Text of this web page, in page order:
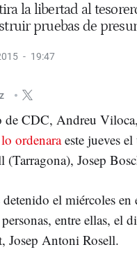
la libertad al
pruebas de
19:47
de CDC, Andreu
ordenaraeste jueves
(Tarragona), Josep
el miércoles en
entre ellas, el
Josep Antoni Rosell.